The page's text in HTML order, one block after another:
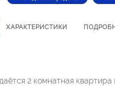
ХАРАКТЕРИСТИКИ
2 комнатная квартира